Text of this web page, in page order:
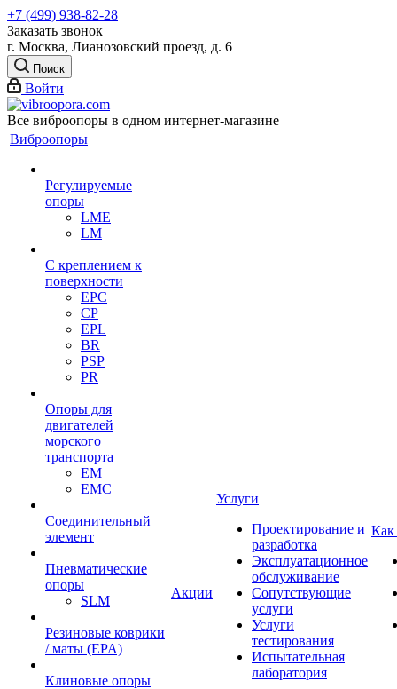
+7 (499) 938-82-28
Заказать звонок
г. Москва, Лианозовский проезд, д. 6
Поиск
Войти
Все виброопоры в одном интернет-магазине
Виброопоры
Регулируемые
опоры
LME
LM
С креплением к
поверхности
EPC
CP
EPL
BR
PSP
PR
Опоры для
двигателей
морского
транспорта
EM
EMC
Cоединительный
элемент
Пневматические
опоры
SLM
Резиновые коврики
/ маты (EPA)
Клиновые опоры
Акции
Услуги
Проектирование и
разработка
Эксплуатационное
обслуживание
Сопутствующие
услуги
Услуги
тестирования
Испытательная
лаборатория
Как